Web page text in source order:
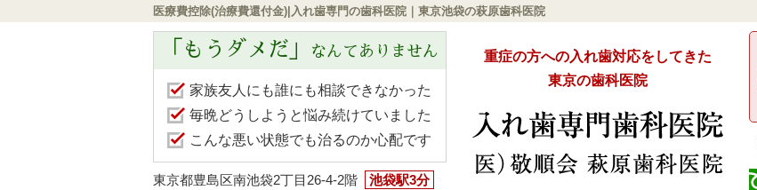
医療費控除(治療費還付金)|入れ歯専門の歯科医院｜東京池袋の萩原歯科医院
「もうダメだ」 なんてありません
家族友人にも誰にも相談できなかった
毎晩どうしようと悩み続けていました
こんな悪い状態でも治るのか心配です
東京都豊島区南池袋2丁目26-4-2階 池袋駅3分
重症の方への入れ歯対応をしてきた
東京の歯科医院